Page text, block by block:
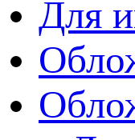
Для